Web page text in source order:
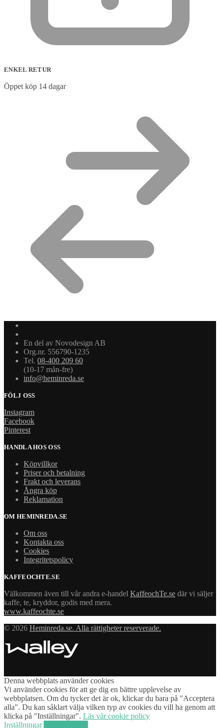
ENKEL RETUR
Öppet köp 14 dagar
En del av Novodesign AB
Org.nr. 556790-1235
Tel. 08-400 209 60
(10-17 mån-fre)
info@heminreda.se
FÖLJ OSS
Instagram
Facebook
Pinterest
HANDLA HOS OSS
Köpvillkor
Priser och betalning
Frakt och leverans
Ångra köp
Reklamation
OM HEMINREDA.SE
Om oss
Kontakta oss
Cookies
Integritetspolicy
KAFFEOCHTE.SE
Välkommen även till vår andra e-handel KaffeochTe.se där vi säljer
kaffe, te, kryddor, godis med mera.
www.kaffeochte.se
© 2026 Heminreda.se. Alla rättigheter reserverade.
Denna webbplats använder cookies
Vi använder cookies för att ge dig en bättre upplevelse av
webbplatsen. Om du tycker det är ok, klickar du bara på "Acceptera
alla". Du kan såklart välja vilken typ av cookies du vill ha genom att
klicka på "Inställningar". Läs vår cookie policy
Inställningar